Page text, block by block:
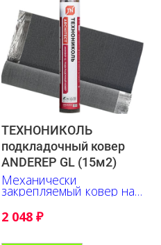
ТЕХНОНИКОЛЬ
подкладочный ковер
ANDEREP GL (15м2)
Механически
закрепляемый ковер на
2 048 ₽